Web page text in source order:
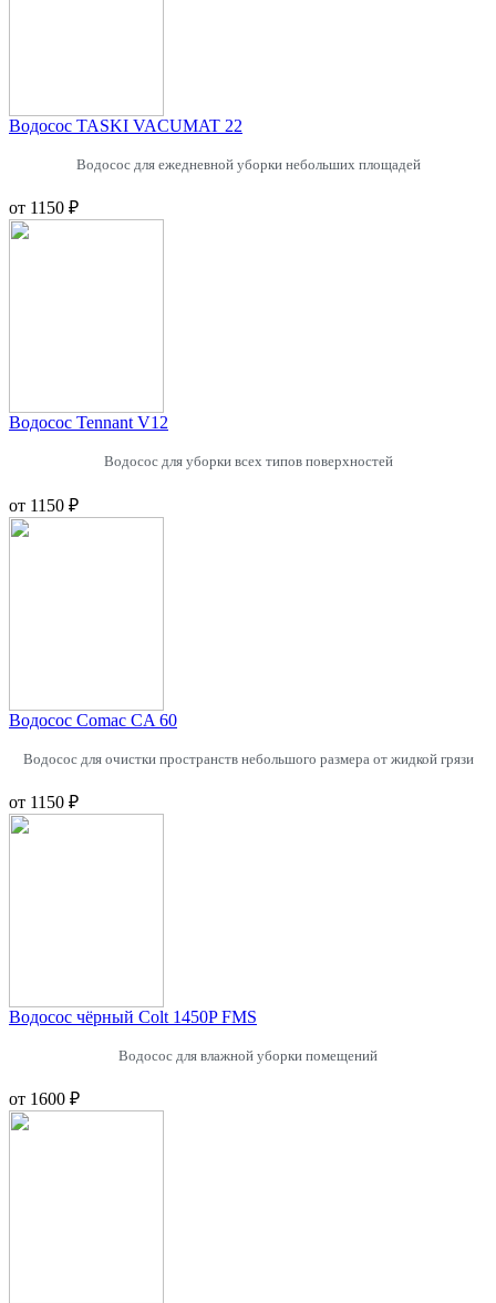
Водосос TASKI VACUMAT 22
Водосос для ежедневной уборки небольших площадей
от 1150 ₽
Водосос Tennant V12
Водосос для уборки всех типов поверхностей
от 1150 ₽
Водосос Comac CA 60
Водосос для очистки пространств небольшого размера от жидкой грязи
от 1150 ₽
Водосос чёрный Colt 1450P FMS
Водосос для влажной уборки помещений
от 1600 ₽